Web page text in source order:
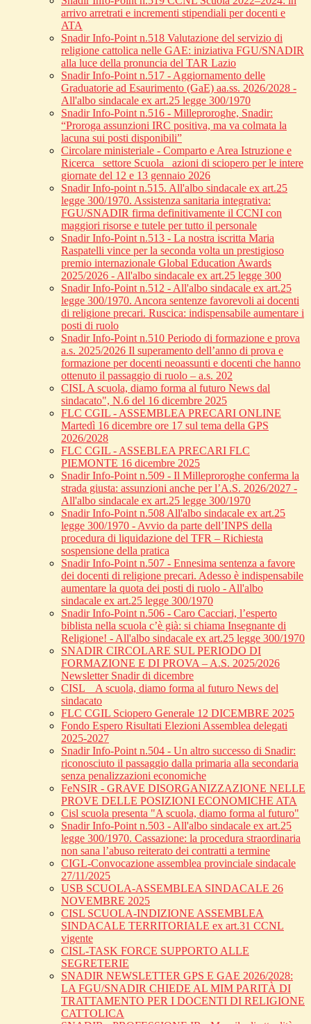
arrivo arretrati e incrementi stipendiali per docenti e
ATA
Snadir Info-Point n.518 Valutazione del servizio di
religione cattolica nelle GAE: iniziativa FGU/SNADIR
alla luce della pronuncia del TAR Lazio
Snadir Info-Point n.517 - Aggiornamento delle
Graduatorie ad Esaurimento (GaE) aa.ss. 2026/2028 -
All'albo sindacale ex art.25 legge 300/1970
Snadir Info-Point n.516 - Milleproroghe, Snadir:
“Proroga assunzioni IRC positiva, ma va colmata la
lacuna sui posti disponibili”
Circolare ministeriale - Comparto e Area Istruzione e
Ricerca_ settore Scuola_ azioni di sciopero per le intere
giornate del 12 e 13 gennaio 2026
Snadir Info-point n.515. All'albo sindacale ex art.25
legge 300/1970. Assistenza sanitaria integrativa:
FGU/SNADIR firma definitivamente il CCNI con
maggiori risorse e tutele per tutto il personale
Snadir Info-Point n.513 - La nostra iscritta Maria
Raspatelli vince per la seconda volta un prestigioso
premio internazionale Global Education Awards
2025/2026 - All'albo sindacale ex art.25 legge 300
Snadir Info-Point n.512 - All'albo sindacale ex art.25
legge 300/1970. Ancora sentenze favorevoli ai docenti
di religione precari. Ruscica: indispensabile aumentare i
posti di ruolo
Snadir Info-Point n.510 Periodo di formazione e prova
a.s. 2025/2026 Il superamento dell’anno di prova e
formazione per docenti neoassunti e docenti che hanno
ottenuto il passaggio di ruolo – a.s. 202
CISL A scuola, diamo forma al futuro News dal
sindacato", N.6 del 16 dicembre 2025
FLC CGIL - ASSEMBLEA PRECARI ONLINE
Martedì 16 dicembre ore 17 sul tema della GPS
2026/2028
FLC CGIL - ASSEBLEA PRECARI FLC
PIEMONTE 16 dicembre 2025
Snadir Info-Point n.509 - Il Milleproroghe conferma la
strada giusta: assunzioni anche per l’A.S. 2026/2027 -
All'albo sindacale ex art.25 legge 300/1970
Snadir Info-Point n.508 All'albo sindacale ex art.25
legge 300/1970 - Avvio da parte dell’INPS della
procedura di liquidazione del TFR – Richiesta
sospensione della pratica
Snadir Info-Point n.507 - Ennesima sentenza a favore
dei docenti di religione precari. Adesso è indispensabile
aumentare la quota dei posti di ruolo - All'albo
sindacale ex art.25 legge 300/1970
Snadir Info-Point n.506 - Caro Cacciari, l’esperto
biblista nella scuola c’è già: si chiama Insegnante di
Religione! - All'albo sindacale ex art.25 legge 300/1970
SNADIR CIRCOLARE SUL PERIODO DI
FORMAZIONE E DI PROVA – A.S. 2025/2026
Newsletter Snadir di dicembre
CISL _ A scuola, diamo forma al futuro News del
sindacato
FLC CGIL Sciopero Generale 12 DICEMBRE 2025
Fondo Espero Risultati Elezioni Assemblea delegati
2025-2027
Snadir Info-Point n.504 - Un altro successo di Snadir:
riconosciuto il passaggio dalla primaria alla secondaria
senza penalizzazioni economiche
FeNSIR - GRAVE DISORGANIZZAZIONE NELLE
PROVE DELLE POSIZIONI ECONOMICHE ATA
Cisl scuola presenta "A scuola, diamo forma al futuro"
Snadir Info-Point n.503 - All'albo sindacale ex art.25
legge 300/1970. Cassazione: la procedura straordinaria
non sana l’abuso reiterato dei contratti a termine
CIGL-Convocazione assemblea provinciale sindacale
27/11/2025
USB SCUOLA-ASSEMBLEA SINDACALE 26
NOVEMBRE 2025
CISL SCUOLA-INDIZIONE ASSEMBLEA
SINDACALE TERRITORIALE ex art.31 CCNL
vigente
CISL-TASK FORCE SUPPORTO ALLE
SEGRETERIE
SNADIR NEWSLETTER GPS E GAE 2026/2028:
LA FGU/SNADIR CHIEDE AL MIM PARITÀ DI
TRATTAMENTO PER I DOCENTI DI RELIGIONE
CATTOLICA